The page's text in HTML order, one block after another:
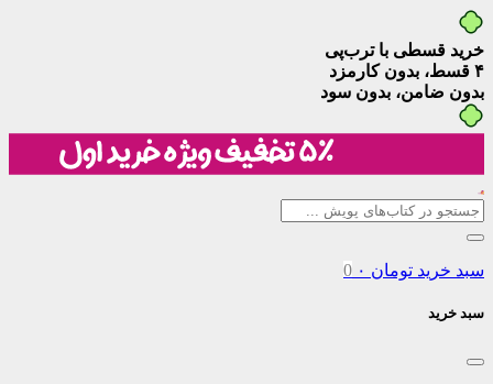
خرید قسطی با ترب‌پی
۴ قسط، بدون کارمزد
بدون ضامن، بدون سود
سبد خرید تومان 0
سبد خرید